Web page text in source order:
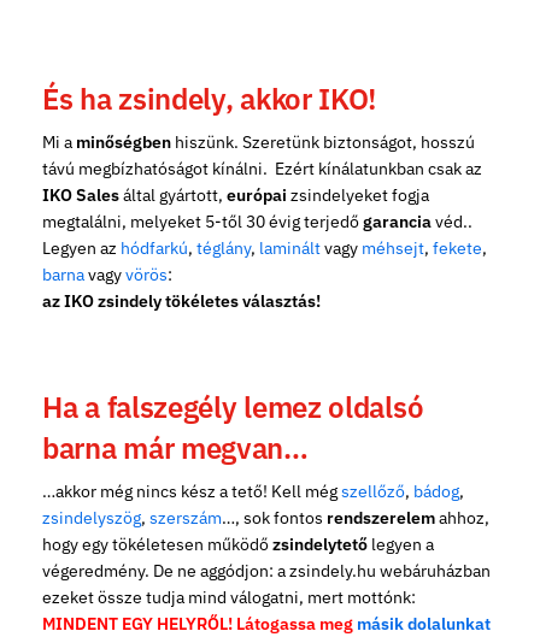
És ha zsindely, akkor IKO!
Mi a minőségben hiszünk. Szeretünk biztonságot, hosszú
távú megbízhatóságot kínálni. Ezért kínálatunkban csak az
IKO Salesáltal gyártott, európai zsindelyeket fogja
megtalálni, melyeket 5-től 30 évig terjedőgaranciavéd..
Legyen az hódfarkú, téglány, lamináltvagy méhsejt, fekete,
barnavagyvörös:
az IKO zsindely tökéletes választás!
Ha a falszegély lemez oldalsó
barna már megvan…
…akkor még nincs kész a tető! Kell mégszellőző, bádog,
zsindelyszög, szerszám…, sok fontos rendszerelemahhoz,
hogy egy tökéletesen működőzsindelytető legyen a
végeredmény. De ne aggódjon: a zsindely.hu webáruházban
ezeket össze tudja mind válogatni, mert mottónk:
MINDENT EGY HELYRŐL! Látogassa meg másik dolalunkat